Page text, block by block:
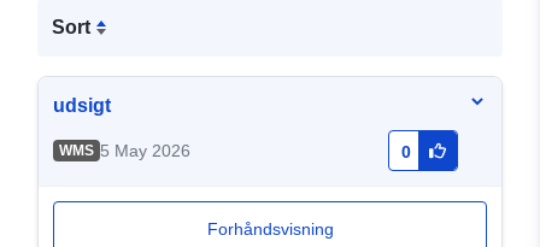
Sort
udsigt
WMS 5 May 2026 0
Forhåndsvisning